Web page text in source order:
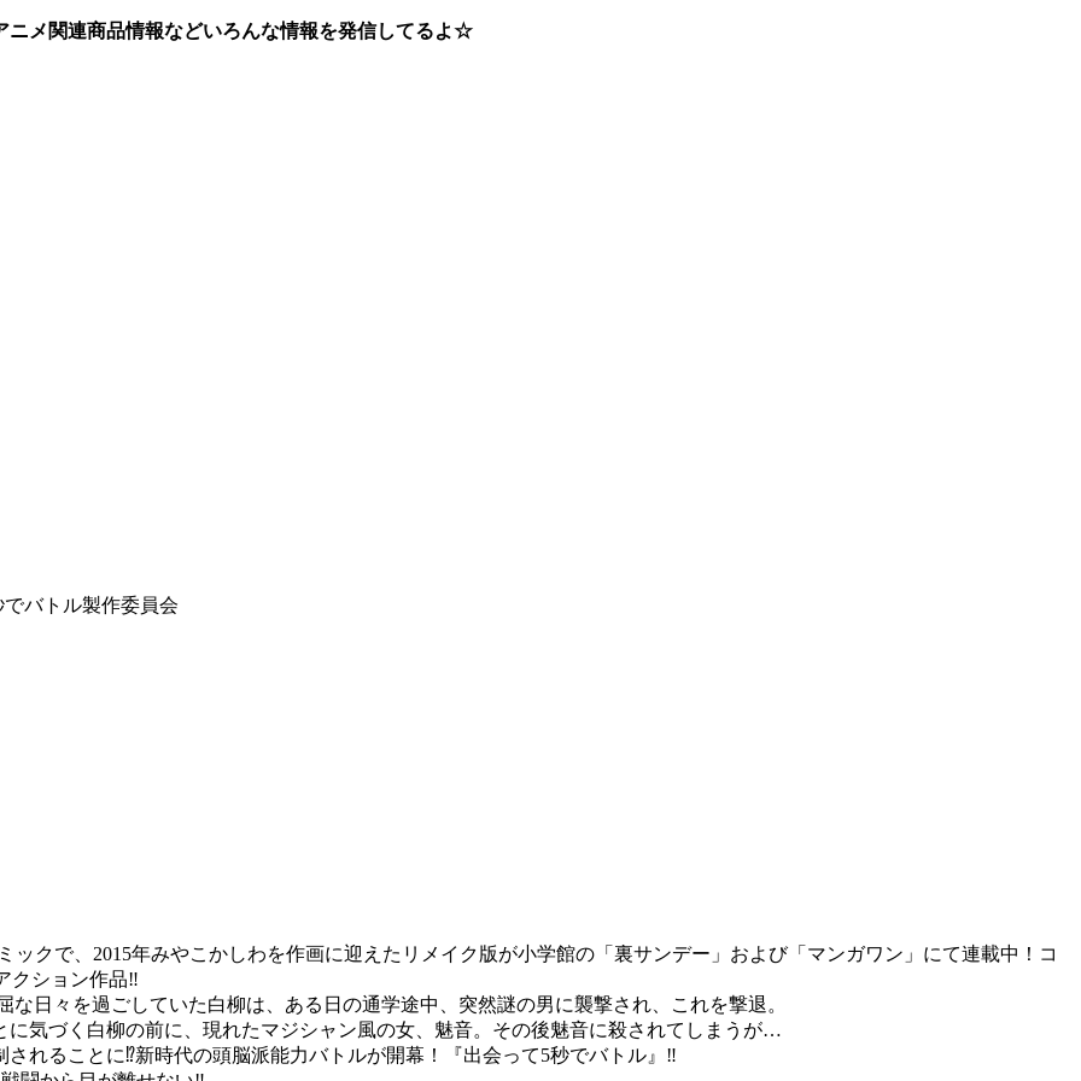
メ関連商品情報などいろんな情報を発信してるよ☆
バトル製作委員会
ックで、2015年みやこかしわを作画に迎えたリメイク版が小学館の「裏サンデー」および「マンガワン」にて連載中！コ
クション作品‼
日々を過ごしていた白柳は、ある日の通学途中、突然謎の男に襲撃され、これを撃退。
気づく白柳の前に、現れたマジシャン風の女、魅音。その後魅音に殺されてしまうが…
れることに⁉新時代の頭脳派能力バトルが開幕！『出会って5秒でバトル』‼